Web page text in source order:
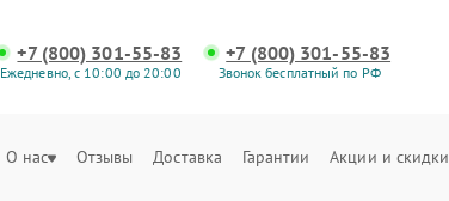
+7 (800) 301-55-83
Ежедневно, с 10:00 до 20:00
+7 (800) 301-55-83
Звонок бесплатный по РФ
О нас Отзывы Доставка Гарантии Акции и скидки